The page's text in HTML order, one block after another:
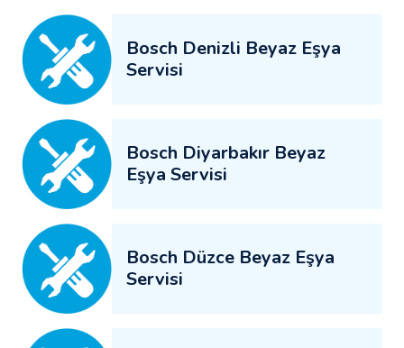
Bosch Denizli Beyaz Eşya
Servisi
Bosch Diyarbakır Beyaz
Eşya Servisi
Bosch Düzce Beyaz Eşya
Servisi